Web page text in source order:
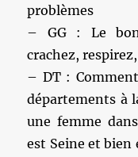
problèmes
– GG : Le bon
crachez,
– DT :
départements à
une femme
est Seine et bien